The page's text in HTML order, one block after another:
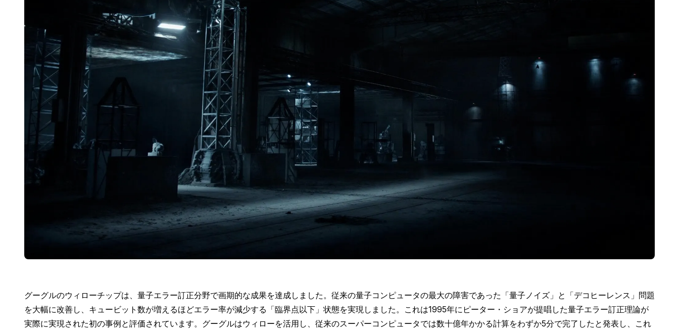
グーグルのウィローチップは、量子エラー訂正分野で画期的な成果を達成しました。従来の量子コンピュータの最大の障害であった「量子ノイズ」と「デコヒーレンス」問題
を大幅に改善し、キュービット数が増えるほどエラー率が減少する「臨界点以下」状態を実現しました。これは1995年にピーター・ショアが提唱した量子エラー訂正理論が
実際に実現された初の事例と評価されています。グーグルはウィローを活用し、従来のスーパーコンピュータでは数十億年かかる計算をわずか5分で完了したと発表し、これ